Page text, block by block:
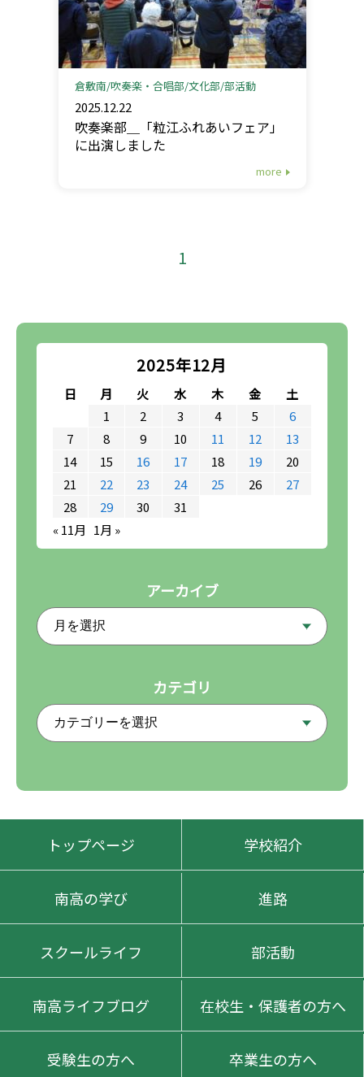
2025年12月
日 月 火 水 木 金
土
1
2 3 4 5
6
7
8 9 10 11 12
13
14
15 16 17 18 19
20
21
22 23 24 25 26
27
28
29 30
31
« 11月 1月 »
アーカイブ
カテゴリ
倉敷南 吹奏楽・合唱部 文化部 部活動
2025.12.22
吹奏楽部＿「粒江ふれあいフェア」
に出演しました
more
1
トップページ 学校紹介
南高の学び 進路
スクールライフ 部活動
南高ライフブログ 在校生・保護者の方へ
受験生の方へ 卒業生の方へ